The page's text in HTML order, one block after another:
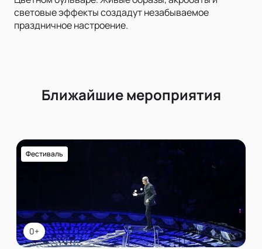
световые эффекты создадут незабываемое
праздничное настроение.
Ближайшие мероприятия
0+
Фестиваль